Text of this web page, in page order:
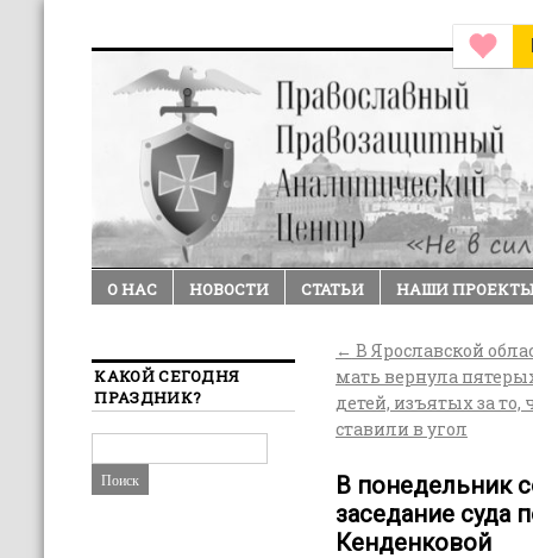
О НАС НОВОСТИ СТАТЬИ НАШИ
← В Ярославской
мать вернула
детей, изъятых за то,
ставили в угол
В понедельник
заседание суда
Кенденковой
КАКОЙ СЕГОДНЯ
ПРАЗДНИК?